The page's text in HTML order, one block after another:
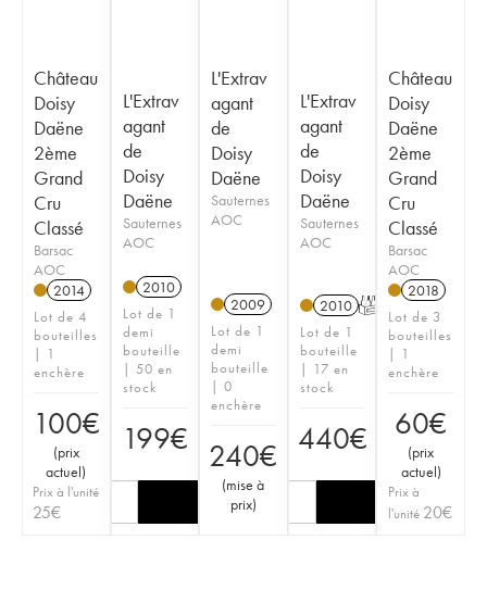
Château
Doisy
Daëne
2ème
Grand
Cru
Classé
Barsac
AOC
2014
Lot de 4
bouteilles
| 1
enchère
100€
(prix
actuel)
Prix à l'unité
25€
L'Extrav
agant
de
Doisy
Daëne
Sauternes
AOC
2010
Lot de 1
demi
bouteille
| 50 en
stock
199€
L'Extrav
agant
de
Doisy
Daëne
Sauternes
AOC
2009
Lot de 1
demi
bouteille
| 0
enchère
240€
(mise à
prix)
L'Extrav
agant
de
Doisy
Daëne
Sauternes
AOC
2010 T
Lot de 1
bouteille
| 17 en
stock
440€
Château
Doisy
Daëne
2ème
Grand
Cru
Classé
Barsac
AOC
2018
Lot de 3
bouteilles
| 1
enchère
60€
(prix
actuel)
Prix à
l'unité 20€